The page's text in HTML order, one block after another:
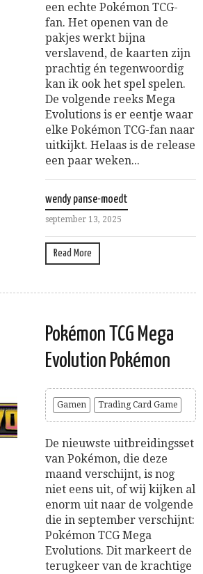
een echte Pokémon TCG-
fan. Het openen van de
pakjes werkt bijna
verslavend, de kaarten zijn
prachtig én tegenwoordig
kan ik ook het spel spelen.
De volgende reeks Mega
Evolutions is er eentje waar
elke Pokémon TCG-fan naar
uitkijkt. Helaas is de release
een paar weken...
wendy panse-moedt
september 13, 2025
Read More
Pokémon TCG Mega
Evolution Pokémon
Gamen Trading Card Game
De nieuwste uitbreidingsset
van Pokémon, die deze
maand verschijnt, is nog
niet eens uit, of wij kijken al
enorm uit naar de volgende
die in september verschijnt:
Pokémon TCG Mega
Evolutions. Dit markeert de
terugkeer van de krachtige